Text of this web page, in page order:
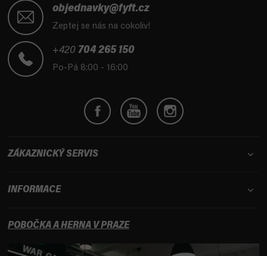
objednavky@fyft.cz
Zeptej se nás na cokoliv!
+420 704 265 150
Po-Pá 8:00 - 16:00
ZÁKAZNICKÝ SERVIS
INFORMACE
POBOČKA A HERNA V PRAZE